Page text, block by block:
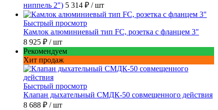
ниппель 2") 5 314 ₽ / шт
Быстрый просмотр
Камлок алюминиевый тип FC, розетка с фланцем 3"
8 925 ₽ / шт
Рекомендуем
Хит продаж
Быстрый просмотр
Клапан дыхательный СМДК-50 совмещенного действия
8 688 ₽ / шт